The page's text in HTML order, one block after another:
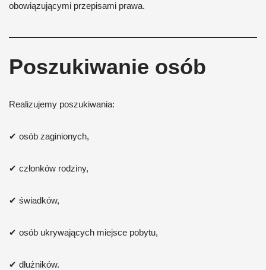
obowiązującymi przepisami prawa.
Poszukiwanie osób
Realizujemy poszukiwania:
✔ osób zaginionych,
✔ członków rodziny,
✔ świadków,
✔ osób ukrywających miejsce pobytu,
✔ dłużników.